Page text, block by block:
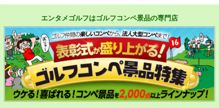
エンタメゴルフはゴルフコンペ景品の専門店